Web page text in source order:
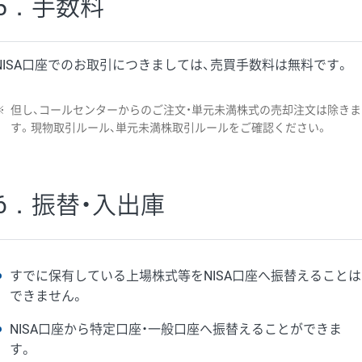
．手数料
口座でのお取引につきましては、売買手数料は無料です。
但し、コールセンターからのご注文・単元未満株式の売却注文は除きま
す。現物取引ルール、単元未満株取引ルールをご確認ください。
．振替・入出庫
すでに保有している上場株式等をNISA口座へ振替えることは
できません。
NISA口座から特定口座・一般口座へ振替えることができま
す。